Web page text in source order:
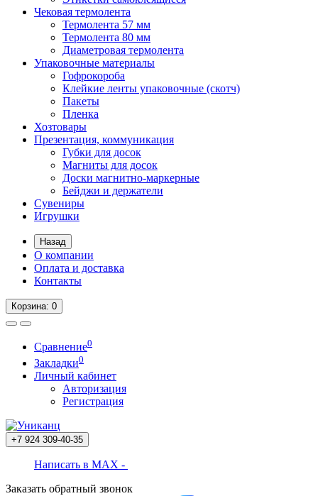
Чековая термолента
Термолента 57 мм
Термолента 80 мм
Диаметровая термолента
Упаковочные материалы
Гофрокороба
Клейкие ленты упаковочные (скотч)
Пакеты
Пленка
Хозтовары
Презентация, коммуникация
Губки для досок
Магниты для досок
Доски магнитно-маркерные
Бейджи и держатели
Сувениры
Игрушки
Назад
О компании
Оплата и доставка
Контакты
Корзина: 0
Сравнение0
Закладки0
Личный кабинет
Авторизация
Регистрация
+7 924 309-40-35
Написать в MAX -
Заказать обратный звонок